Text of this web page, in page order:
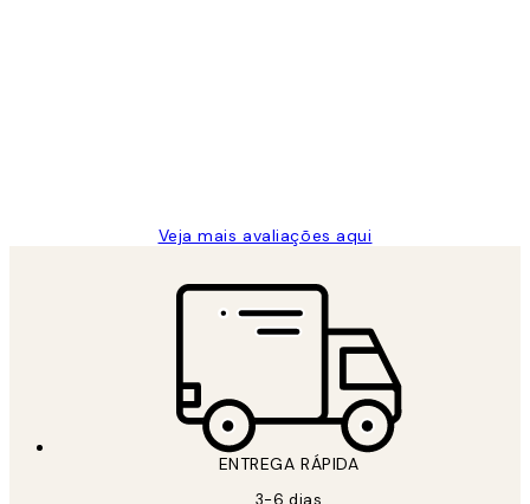
Veja mais avaliações aqui
ENTREGA RÁPIDA
3-6 dias